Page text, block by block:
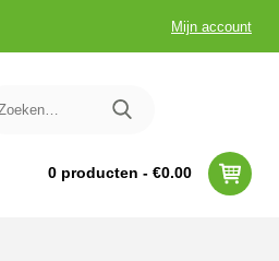
Mijn account
0 producten - €0.00